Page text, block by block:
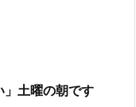
」土曜の朝です